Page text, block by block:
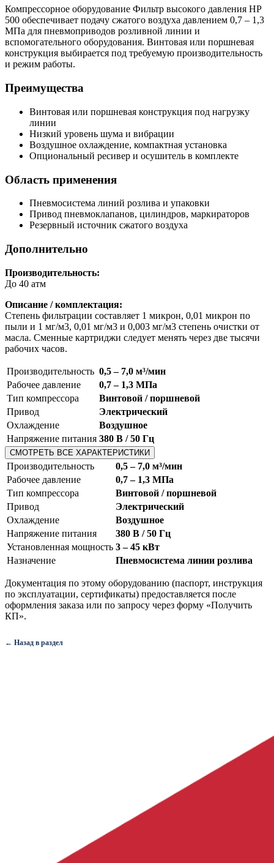
Компрессорное оборудование Фильтр высокого давления HP
500 обеспечивает подачу сжатого воздуха давлением 0,7 – 1,3
МПа для пневмоприводов розливной линии и
вспомогательного оборудования. Винтовая или поршневая
конструкция выбирается под требуемую производительность
и режим работы.
Преимущества
Винтовая или поршневая конструкция под нагрузку
линии
Низкий уровень шума и вибрации
Воздушное охлаждение, компактная установка
Опциональный ресивер и осушитель в комплекте
Область применения
Пневмосистема линий розлива и упаковки
Привод пневмоклапанов, цилиндров, маркираторов
Резервный источник сжатого воздуха
Дополнительно
Производительность:
До 40 атм
Описание / комплектация:
Степень фильтрации составляет 1 микрон, 0,01 микрон по
пыли и 1 мг/м3, 0,01 мг/м3 и 0,003 мг/м3 степень очистки от
масла. Сменные картриджи следует менять через две тысячи
рабочих часов.
Производительность 0,5 – 7,0 м³/мин
Рабочее давление
0,7 – 1,3 МПа
Тип компрессора
Винтовой / поршневой
Привод
Электрический
Охлаждение
Воздушное
Напряжение питания 380 В / 50 Гц
СМОТРЕТЬ ВСЕ ХАРАКТЕРИСТИКИ
Производительность
0,5 – 7,0 м³/мин
Рабочее давление
0,7 – 1,3 МПа
Тип компрессора
Винтовой / поршневой
Привод
Электрический
Охлаждение
Воздушное
Напряжение питания
380 В / 50 Гц
Установленная мощность 3 – 45 кВт
Назначение
Пневмосистема линии розлива
Документация по этому оборудованию (паспорт, инструкция
по эксплуатации, сертификаты) предоставляется после
оформления заказа или по запросу через форму «Получить
КП».
← Назад в раздел